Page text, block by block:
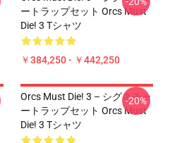
ートラップセット Orcs Must
Die! 3 Tシャツ
￥384,250 - ￥442,250
Orcs Must Die! 3 – シグネチャ
ートラップセット Orcs Must
Die! 3 Tシャツ
-20%